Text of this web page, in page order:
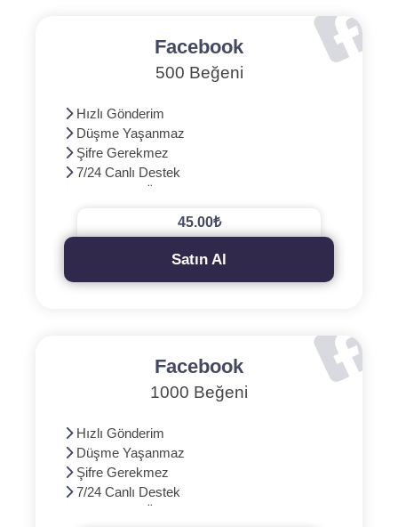
Facebook
500 Beğeni
Hızlı Gönderim
Düşme Yaşanmaz
Şifre Gerekmez
7/24 Canlı Destek
45.00₺
Satın Al
Facebook
1000 Beğeni
Hızlı Gönderim
Düşme Yaşanmaz
Şifre Gerekmez
7/24 Canlı Destek